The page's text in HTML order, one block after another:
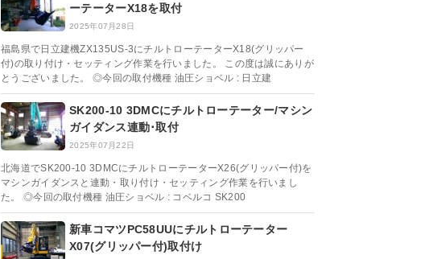
ーテーターX18を取付
2025年07月28日
福島県で日立建機ZX135US-3にチルトローテーターX18(グリッパー
付)の取り付け・セッティング作業を行いました。 この度は誠にありが
とうございました。 ◎今回の取付機種 油圧ショベル : 日立建
SK200-10 3DMCにチルトローテーター/マシン
ガイダンス連動･取付
2025年07月22日
北海道でSK200-10 3DMCにチルトローテーターX26(グリッパー付)を
マシンガイダンスと連動・取り付け・セッティング作業を行いまし
た。 ◎今回の取付機種 油圧ショベル : コベルコ SK200
新車コマツPC58UUにチルトローテーター
X07(グリッパー付)取付け